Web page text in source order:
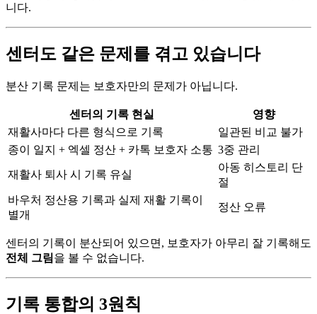
니다.
센터도 같은 문제를 겪고 있습니다
분산 기록 문제는 보호자만의 문제가 아닙니다.
센터의 기록 현실
영향
재활사마다 다른 형식으로 기록
일관된 비교 불가
종이 일지 + 엑셀 정산 + 카톡 보호자 소통 3중 관리
재활사 퇴사 시 기록 유실
아동 히스토리 단
절
바우처 정산용 기록과 실제 재활 기록이
별개
정산 오류
센터의 기록이 분산되어 있으면, 보호자가 아무리 잘 기록해도
전체 그림을 볼 수 없습니다.
기록 통합의 3원칙